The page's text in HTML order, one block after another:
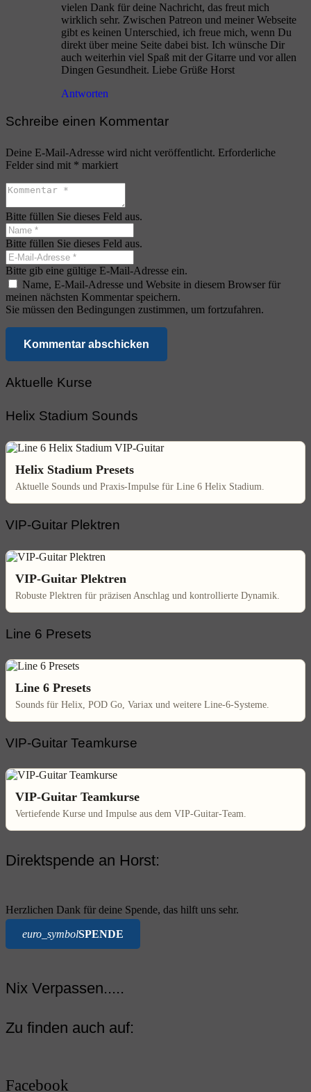
vielen Dank für deine Nachricht, das freut mich
wirklich sehr. Zwischen Patreon und meiner Webseite
gibt es keinen Unterschied, ich freue mich, wenn Du
direkt über meine Seite dabei bist. Ich wünsche Dir
auch weiterhin viel Spaß mit der Gitarre und vor allen
Dingen Gesundheit. Liebe Grüße Horst
Antworten
Schreibe einen Kommentar
Deine E-Mail-Adresse wird nicht veröffentlicht. Erforderliche
Felder sind mit * markiert
Bitte füllen Sie dieses Feld aus.
Bitte füllen Sie dieses Feld aus.
Bitte gib eine gültige E-Mail-Adresse ein.
Name, E-Mail-Adresse und Website in diesem Browser für
meinen nächsten Kommentar speichern.
Sie müssen den Bedingungen zustimmen, um fortzufahren.
Kommentar abschicken
Aktuelle Kurse
Helix Stadium Sounds
Helix Stadium Presets
Aktuelle Sounds und Praxis-Impulse für Line 6 Helix Stadium.
VIP-Guitar Plektren
VIP-Guitar Plektren
Robuste Plektren für präzisen Anschlag und kontrollierte Dynamik.
Line 6 Presets
Line 6 Presets
Sounds für Helix, POD Go, Variax und weitere Line-6-Systeme.
VIP-Guitar Teamkurse
VIP-Guitar Teamkurse
Vertiefende Kurse und Impulse aus dem VIP-Guitar-Team.
Direktspende an Horst:
Herzlichen Dank für deine Spende, das hilft uns sehr.
euro_symbolSPENDE
Nix Verpassen.....
Zu finden auch auf:
Facebook